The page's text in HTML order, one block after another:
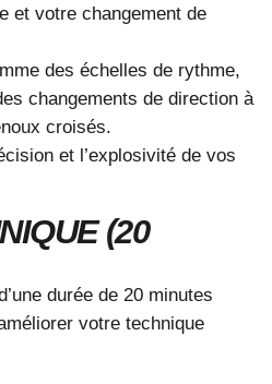
et votre changement de
des échelles de rythme,
changements de direction à
croisés.
et l’explosivité de vos
(20
durée de 20 minutes
votre technique